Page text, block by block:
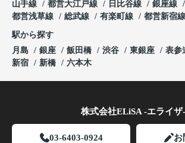
山手線
都営大江戸線 日比谷線 銀座線
都営浅草線
総武線 有楽町線 都営新宿線
駅から探す
月島
銀座 飯田橋 渋谷 東銀座 表参
新宿
新橋 六本木
株式会社ELiSA -エライザ-
03-6403-0924 お